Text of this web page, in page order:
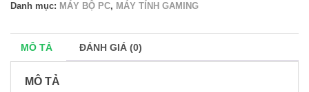
số
Danh mục: MÁY BỘ PC, MÁY TÍNH GAMING
MÔ TẢ ĐÁNH GIÁ (0)
MÔ TẢ